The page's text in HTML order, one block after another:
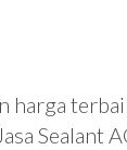
harga
Sealant